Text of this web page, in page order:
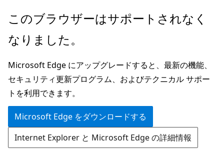
メ
ン
ン
テ
ン
ツ
に
ス
このブラウザーはサポートされなく
なりました。
Microsoft Edge にアップグレードすると、最新の機能、
セキュリティ更新プログラム、およびテクニカル サポー
トを利用できます。
Microsoft Edge をダウンロードする
Internet Explorer と Microsoft Edge の詳細情報